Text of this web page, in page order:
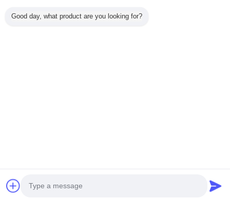
Developed by
Good day, what product are you looking for?